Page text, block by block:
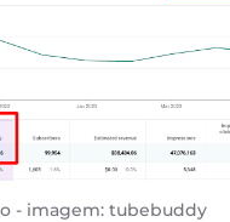
- imagem: tubebuddy